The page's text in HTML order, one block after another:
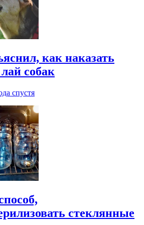
как наказать
собак
спустя
стеклянные